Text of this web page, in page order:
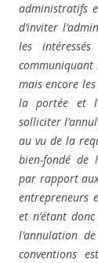
administratifs
d’inviter
les
communiquant
mais encore
la portée et
solliciter
au vu de la
bien-fondé de
par rapport
entrepreneurs
et n’étant
l’annulation
conventions